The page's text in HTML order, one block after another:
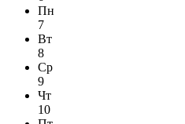
Пн
7
Вт
8
Ср
9
Чт
10